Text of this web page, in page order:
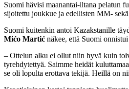
Suomi hävisi maanantai-iltana pelatun
sijoitettu joukkue ja edellisten MM-
Suomi kuitenkin antoi Kazakstanille
Mićo Martić näkee, että Suomi
– Ottelun alku ei ollut niin hyvä kuin
tyrehdytettyä. Saimme heidät
se oli lopulta erottava tekijä. Heillä on